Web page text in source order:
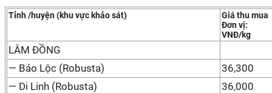
Tỉnh /huyện (khu vực khảo sát)
Giá thu mua
Đơn vị:
VNĐ/kg
LÂM ĐỒNG
— Bảo Lộc (Robusta)
36,300
— Di Linh (Robusta)
36,000